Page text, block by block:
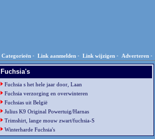
Categorieën - Link aanmelden - Link wijzigen - Adverteren -
Fuchsia's
Fuchsia s het hele jaar door, Laan
Fuchsia verzorging en overwinteren
Fuchsias uit België
Julius K9 Original Powertuig/Harnas
Trimshirt, lange mouw zwart/fuchsia-S
Winterharde Fuchsia's